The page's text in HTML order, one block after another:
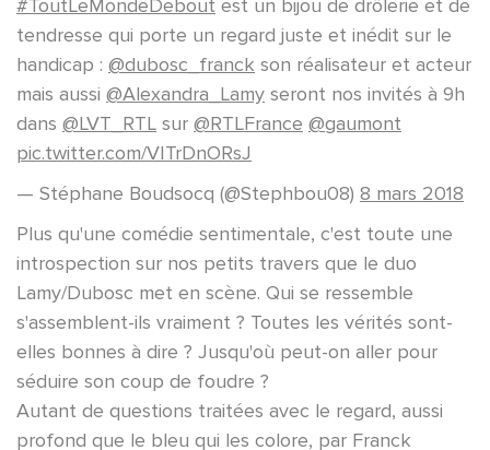
#ToutLeMondeDebout est un bijou de drôlerie et de
tendresse qui porte un regard juste et inédit sur le
handicap : @dubosc_franck son réalisateur et acteur
mais aussi @Alexandra_Lamy seront nos invités à 9h
dans @LVT_RTL sur @RTLFrance @gaumont
pic.twitter.com/VITrDnORsJ
— Stéphane Boudsocq (@Stephbou08) 8 mars 2018
Plus qu'une comédie sentimentale, c'est toute une
introspection sur nos petits travers que le duo
Lamy/Dubosc met en scène. Qui se ressemble
s'assemblent-ils vraiment ? Toutes les vérités sont-
elles bonnes à dire ? Jusqu'où peut-on aller pour
séduire son coup de foudre ?
Autant de questions traitées avec le regard, aussi
profond que le bleu qui les colore, par Franck